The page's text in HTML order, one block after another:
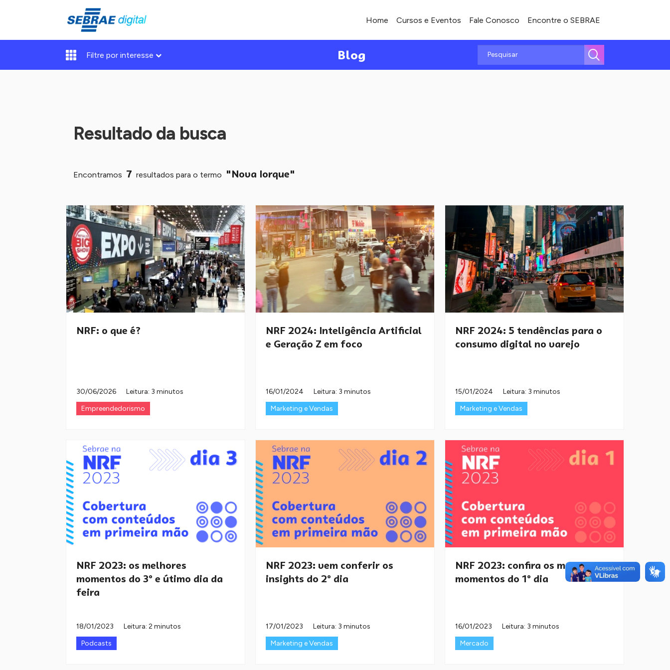
Home Cursos e Eventos Fale Conosco Encontre o SEBRAE
Filtre por interesse Blog
Resultado da busca
Encontramos 7 resultados para o termo "Nova Iorque"
NRF: o que é?
30/06/2026
Leitura: 3 minutos
Empreendedorismo
NRF 2024: Inteligência Artificial
e Geração Z em foco
16/01/2024
Leitura: 3 minutos
Marketing e Vendas
NRF 2024: 5 tendências para o
consumo digital no varejo
15/01/2024
Leitura: 3 minutos
Marketing e Vendas
NRF 2023: os melhores
momentos do 3º e útimo dia da
feira
18/01/2023
Leitura: 2 minutos
Podcasts
NRF 2023: vem conferir os
insights do 2º dia
17/01/2023
Leitura: 3 minutos
Marketing e Vendas
NRF 2023: confira os melhores
momentos do 1º dia
16/01/2023
Leitura: 3 minutos
Mercado